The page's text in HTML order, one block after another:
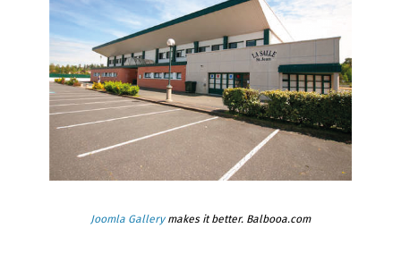
Joomla Gallerymakes it better. Balbooa.com